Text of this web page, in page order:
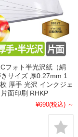
フォト半光沢紙（絹
サイズ 厚0.27mm 1
厚手 光沢 インクジェ
面印刷 RHKP
¥690(税込) ～